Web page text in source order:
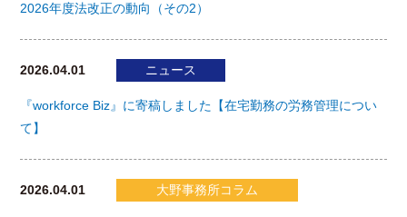
2026年度法改正の動向（その2）
2026.04.01 ニュース
『workforce Biz』に寄稿しました【在宅勤務の労務管理につい
て】
2026.04.01 大野事務所コラム